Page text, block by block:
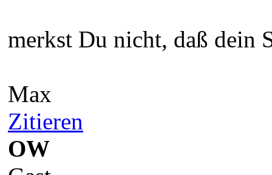
merkst Du nicht, daß dein
Max
Zitieren
OW